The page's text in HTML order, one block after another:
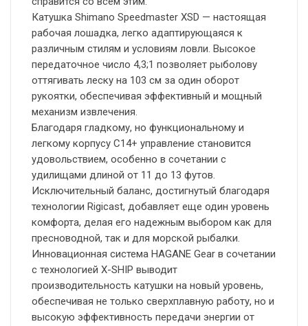
Катушка Shimano Speedmaster XSD — настоящая
рабочая лошадка, легко адаптирующаяся к
различным стилям и условиям ловли. Высокое
передаточное число 4,3;1 позволяет рыболову
оттягивать леску на 103 см за один оборот
рукоятки, обеспечивая эффективный и мощный
механизм извлечения.
Благодаря гладкому, но функциональному и
легкому корпусу C14+ управление становится
удовольствием, особенно в сочетании с
удилищами длиной от 11 до 13 футов.
Исключительный баланс, достигнутый благодаря
технологии Rigicast, добавляет еще один уровень
комфорта, делая его надежным выбором как для
пресноводной, так и для морской рыбалки.
Инновационная система HAGANE Gear в сочетании
с технологией X-SHIP выводит
производительность катушки на новый уровень,
обеспечивая не только сверхплавную работу, но и
высокую эффективность передачи энергии от